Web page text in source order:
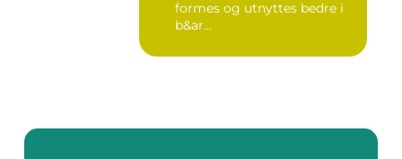
formes og utnyttes bedre i
b&ar...